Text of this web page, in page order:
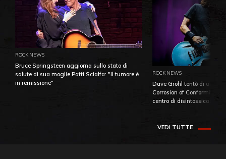
ROCK NEWS
Bruce Springsteen aggiorna sullo stato di
salute di sua moglie Patti Scialfa: "Il tumore è
in remissione"
ROCK NEWS
Dave Grohl tentò di
Corrosion of Conformity
centro di
VEDI TUTTE